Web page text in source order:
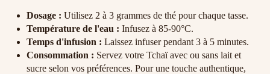
Dosage : Utilisez 2 à 3 grammes de thé pour chaque tasse.
Température de l'eau : Infusez à 85-90°C.
Temps d'infusion : Laissez infuser pendant 3 à 5 minutes.
Consommation : Servez votre Tchaï avec ou sans lait et
sucre selon vos préférences. Pour une touche authentique,